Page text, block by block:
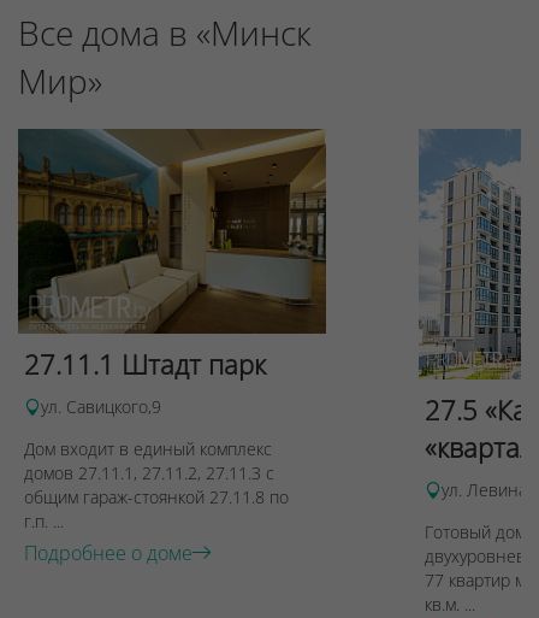
Все дома в «Минск
Мир»
27.11.1 Штадт парк
ул. Савицкого,9
Дом входит в единый комплекс
домов 27.11.1, 27.11.2, 27.11.3 с
общим гараж-стоянкой 27.11.8 по
г.п. ...
Подробнее о доме
27.5
ул. Левина,
Готовый дом
77 квартир
кв.м. ...